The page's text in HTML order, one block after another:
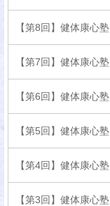
【第8回】健体康心塾
【第7回】健体康心塾
【第6回】健体康心塾
【第5回】健体康心塾
【第4回】健体康心塾
【第3回】健体康心塾